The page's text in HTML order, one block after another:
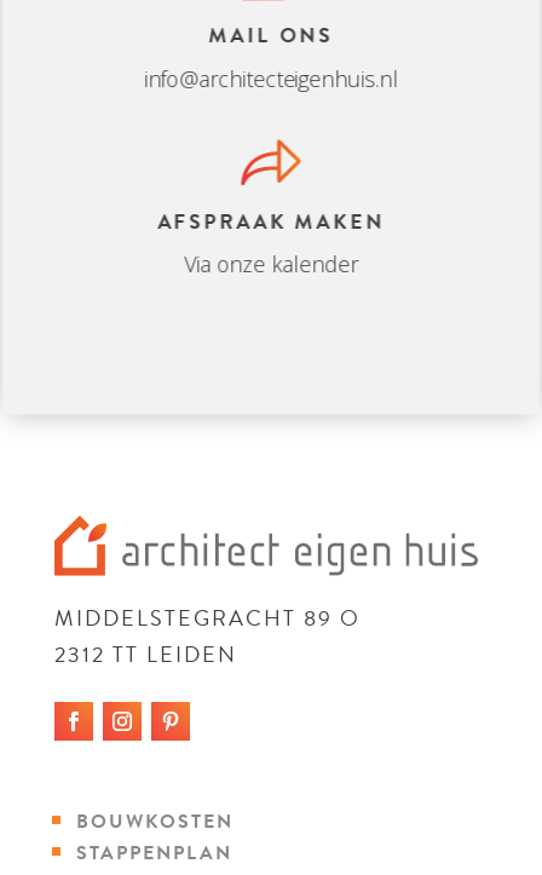
MAIL ONS
info@architecteigenhuis.nl
AFSPRAAK MAKEN
Via onze kalender
MIDDELSTEGRACHT 89 O
2312 TT LEIDEN
BOUWKOSTEN
STAPPENPLAN